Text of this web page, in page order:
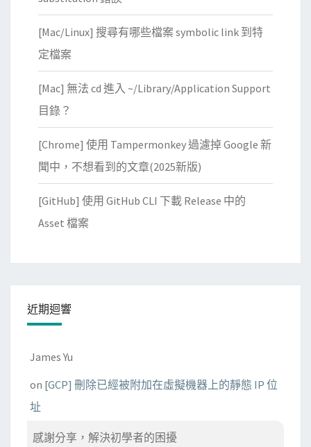
[Mac/Linux] 搜尋有哪些檔案 symbolic link 到特
定檔案
[Mac] 無法 cd 進入 ~/Library/Application Support
目錄？
[Chrome] 使用 Tampermonkey 過濾掉 Google 新
聞中，不想看到的文章(2025新版)
[GitHub] 使用 GitHub CLI 下載 Release 中的
Asset 檔案
近期迴響
James Yu
on [GCP] 刪除已經被附加在虛擬機器上的靜態 IP 位
址
感謝分享，解決初學者的困擾